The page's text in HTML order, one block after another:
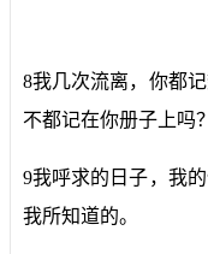
8我几次流离，你都
不都记在你册子上吗？
9我呼求的日子，我
我所知道的。